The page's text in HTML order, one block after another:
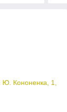
Ю. Кононенка, 1,